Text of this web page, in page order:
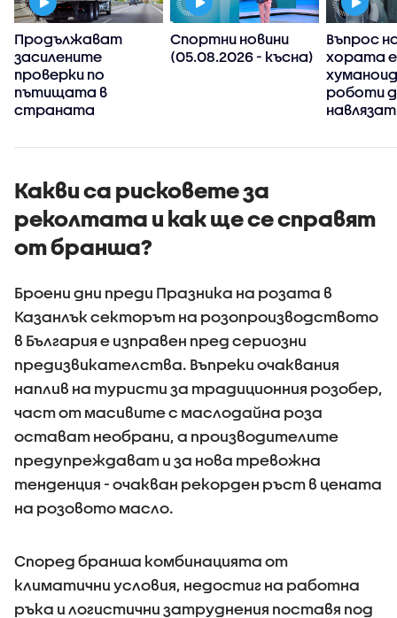
Продължават
засилените
проверки по
пътищата в
страната
Спортни новини
(05.08.2026 - късна)
Въпрос
хората е
роботи
смята
Какви са рисковете за
реколтата и как ще се справят
от бранша?
Броени дни преди Празника на розата в
Казанлък секторът на розопроизводството
в България е изправен пред сериозни
предизвикателства. Въпреки очаквания
наплив на туристи за традиционния розобер,
част от масивите с маслодайна роза
остават необрани, а производителите
предупреждават и за нова тревожна
тенденция - очакван рекорден ръст в цената
на розовото масло.
Според бранша комбинацията от
климатични условия, недостиг на работна
ръка и логистични затруднения поставя под